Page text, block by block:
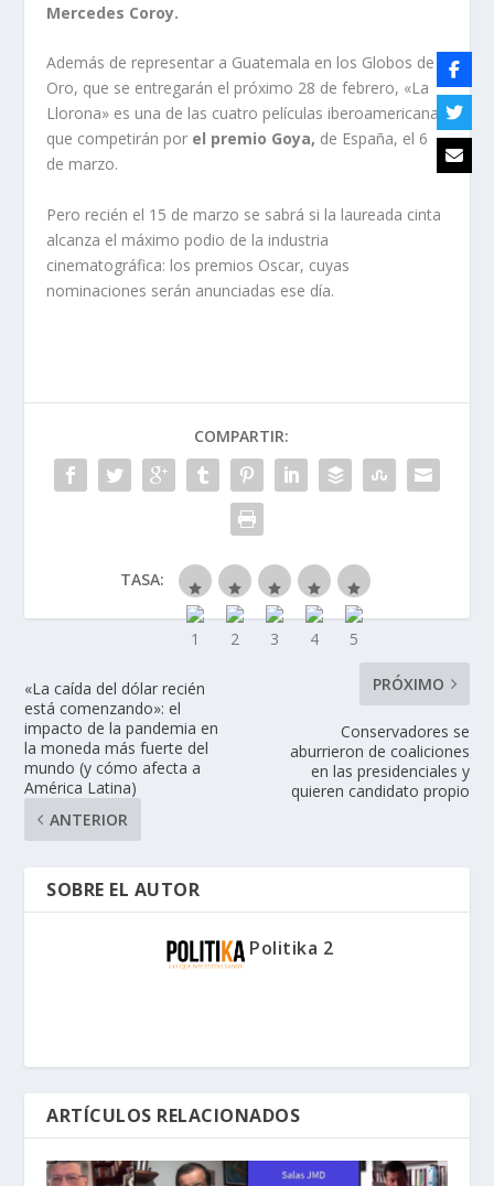
Mercedes Coroy.
Además de representar a Guatemala en los Globos de
Oro, que se entregarán el próximo 28 de febrero, «La
Llorona» es una de las cuatro películas iberoamericanas
que competirán por el premio Goya, de España, el 6
de marzo.
Pero recién el 15 de marzo se sabrá si la laureada cinta
alcanza el máximo podio de la industria
cinematográfica: los premios Oscar, cuyas
nominaciones serán anunciadas ese día.
COMPARTIR:
TASA:
«La caída del dólar recién
está comenzando»: el
impacto de la pandemia en
la moneda más fuerte del
mundo (y cómo afecta a
América Latina)
ANTERIOR
PRÓXIMO
Conservadores se
aburrieron de coaliciones
en las presidenciales y
quieren candidato propio
SOBRE EL AUTOR
Politika 2
ARTÍCULOS RELACIONADOS